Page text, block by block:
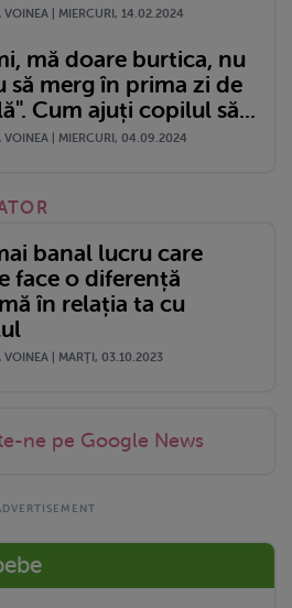
VOINEA | MIERCURI, 14.02.2024
mă doare burtica, nu
să merg în prima zi de
Cum ajuți copilul să...
VOINEA | MIERCURI, 04.09.2024
banal lucru care
face o diferență
în relația ta cu
VOINEA | MARŢI, 03.10.2023
ne pe Google News